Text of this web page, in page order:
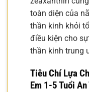
toàn diện của
thần kinh khỏi
điều kiện cho
thần kinh trung
Tiêu Chí Lựa
Em 1-5 Tuổi